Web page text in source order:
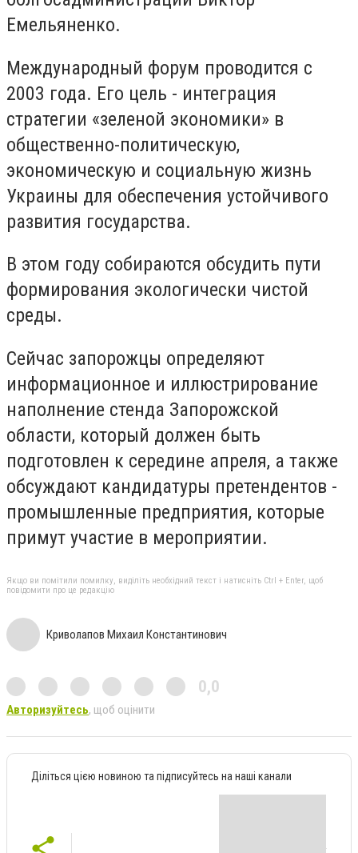
Емельяненко.
Международный форум проводится с
2003 года. Его цель - интеграция
стратегии «зеленой экономики» в
общественно-политическую,
экономическую и социальную жизнь
Украины для обеспечения устойчивого
развития государства.
В этом году собираются обсудить пути
формирования экологически чистой
среды.
Сейчас запорожцы определяют
информационное и иллюстрирование
наполнение стенда Запорожской
области, который должен быть
подготовлен к середине апреля, а также
обсуждают кандидатуры претендентов -
промышленные предприятия, которые
примут участие в мероприятии.
Якщо ви помітили помилку, виділіть необхідний текст і натисніть Ctrl + Enter, щоб
повідомити про це редакцію
Криволапов Михаил Константинович
0,0
Авторизуйтесь, щоб оцінити
Діліться цією новиною та підписуйтесь на наші канали